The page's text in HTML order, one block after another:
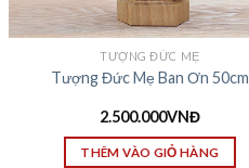
TƯỢNG ĐỨC MẸ
Tượng Đức Mẹ Ban Ơn 50cm
2.500.000VNĐ
THÊM VÀO GIỎ HÀNG